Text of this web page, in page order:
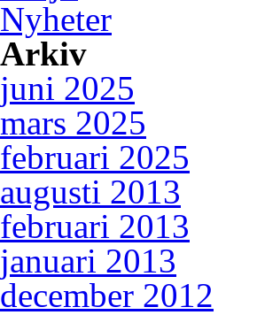
Nyheter
Arkiv
juni 2025
mars 2025
februari 2025
augusti 2013
februari 2013
januari 2013
december 2012